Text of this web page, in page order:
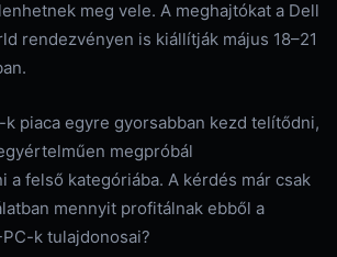
meg vele. A meghajtókat a Dell
rendezvényen is kiállítják május 18–21
k piaca egyre gyorsabban kezd telítődni,
megpróbál
a felső kategóriába. A kérdés már csak
mennyit profitálnak ebből a
k tulajdonosai?